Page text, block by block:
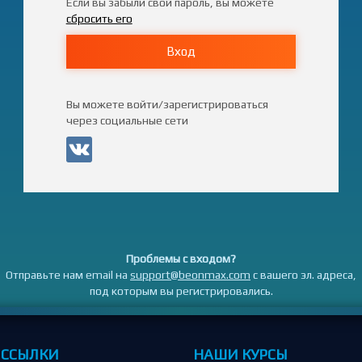
сбросить его
Вход
Вы можете войти/зарегистрироваться
через социальные сети
Проблемы с входом?
Отправьте нам email на support@beonmax.com с вашего эл. адреса,
под которым вы регистрировались.
НАШИ КУРСЫ